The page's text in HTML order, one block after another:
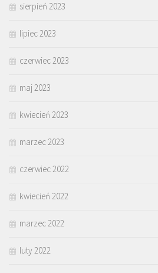
sierpień 2023
lipiec 2023
czerwiec 2023
maj 2023
kwiecień 2023
marzec 2023
czerwiec 2022
kwiecień 2022
marzec 2022
luty 2022